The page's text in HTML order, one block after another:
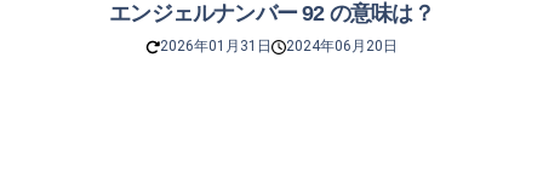
エンジェルナンバー 92 の意味は？
2026年01月31日 2024年06月20日